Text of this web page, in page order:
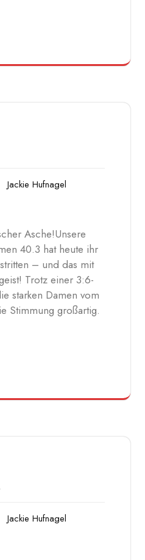
Jackie Hufnagel
Asche!Unsere
40.3 hat heute ihr
– und das mit
Trotz einer 3:6-
starken Damen vom
Stimmung großartig.
Jackie Hufnagel